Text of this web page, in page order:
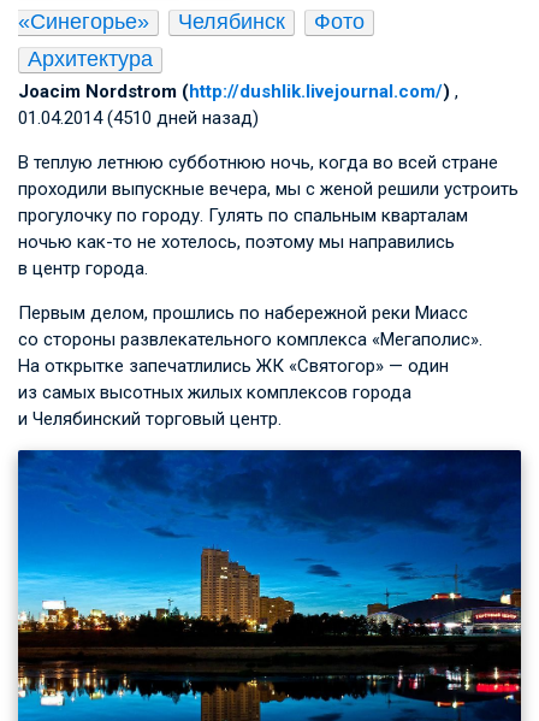
«Синегорье»
Челябинск
Фото
Архитектура
Joacim Nordstrom (http://dushlik.livejournal.com/) ,
01.04.2014 (4510 дней назад)
В теплую летнюю субботнюю ночь, когда во всей стране
проходили выпускные вечера, мы с женой решили устроить
прогулочку по городу. Гулять по спальным кварталам
ночью как-то не хотелось, поэтому мы направились
в центр города.
Первым делом, прошлись по набережной реки Миасс
со стороны развлекательного комплекса «Мегаполис».
На открытке запечатлились ЖК «Святогор» — один
из самых высотных жилых комплексов города
и Челябинский торговый центр.